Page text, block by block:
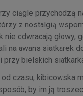
ciągle przychodzą
z nostalgią
odwracają głowy,
na awans siatkarek
przy bielskich
czasu, kibicowska
by im ją